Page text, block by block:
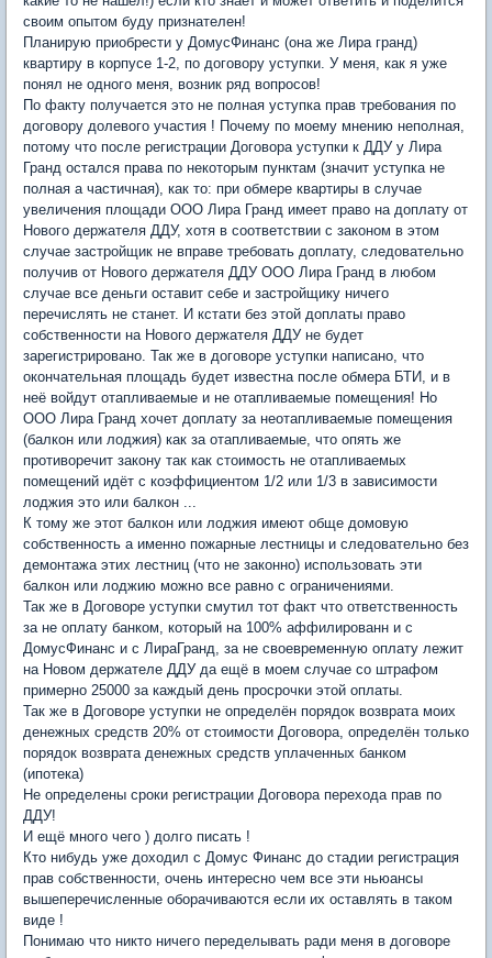
своим опытом буду признателен!
Планирую приобрести у ДомусФинанс (она же Лира гранд)
квартиру в корпусе 1-2, по договору уступки. У меня, как я уже
понял не одного меня, возник ряд вопросов!
По факту получается это не полная уступка прав требования по
договору долевого участия ! Почему по моему мнению неполная,
потому что после регистрации Договора уступки к ДДУ у Лира
Гранд остался права по некоторым пунктам (значит уступка не
полная а частичная), как то: при обмере квартиры в случае
увеличения площади ООО Лира Гранд имеет право на доплату от
Нового держателя ДДУ, хотя в соответствии с законом в этом
случае застройщик не вправе требовать доплату, следовательно
получив от Нового держателя ДДУ ООО Лира Гранд в любом
случае все деньги оставит себе и застройщику ничего
перечислять не станет. И кстати без этой доплаты право
собственности на Нового держателя ДДУ не будет
зарегистрировано. Так же в договоре уступки написано, что
окончательная площадь будет известна после обмера БТИ, и в
неё войдут отапливаемые и не отапливаемые помещения! Но
ООО Лира Гранд хочет доплату за неотапливаемые помещения
(балкон или лоджия) как за отапливаемые, что опять же
противоречит закону так как стоимость не отапливаемых
помещений идёт с коэффициентом 1/2 или 1/3 в зависимости
лоджия это или балкон ...
К тому же этот балкон или лоджия имеют обще домовую
собственность а именно пожарные лестницы и следовательно без
демонтажа этих лестниц (что не законно) использовать эти
балкон или лоджию можно все равно с ограничениями.
Так же в Договоре уступки смутил тот факт что ответственность
за не оплату банком, который на 100% аффилированн и с
ДомусФинанс и с ЛираГранд, за не своевременную оплату лежит
на Новом держателе ДДУ да ещё в моем случае со штрафом
примерно 25000 за каждый день просрочки этой оплаты.
Так же в Договоре уступки не определён порядок возврата моих
денежных средств 20% от стоимости Договора, определён только
порядок возврата денежных средств уплаченных банком
(ипотека)
Не определены сроки регистрации Договора перехода прав по
ДДУ!
И ещё много чего ) долго писать !
Кто нибудь уже доходил с Домус Финанс до стадии регистрация
прав собственности, очень интересно чем все эти ньюансы
вышеперечисленные оборачиваются если их оставлять в таком
виде !
Понимаю что никто ничего переделывать ради меня в договоре